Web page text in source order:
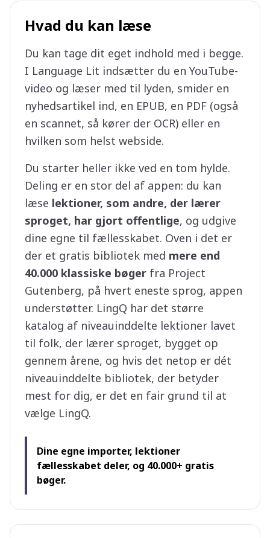
Hvad du kan læse
Du kan tage dit eget indhold med i begge.
I Language Lit indsætter du en YouTube-
video og læser med til lyden, smider en
nyhedsartikel ind, en EPUB, en PDF (også
en scannet, så kører der OCR) eller en
hvilken som helst webside.
Du starter heller ikke ved en tom hylde.
Deling er en stor del af appen: du kan
læse lektioner, som andre, der lærer
sproget, har gjort offentlige, og udgive
dine egne til fællesskabet. Oven i det er
der et gratis bibliotek med mere end
40.000 klassiske bøger fra Project
Gutenberg, på hvert eneste sprog, appen
understøtter. LingQ har det større
katalog af niveauinddelte lektioner lavet
til folk, der lærer sproget, bygget op
gennem årene, og hvis det netop er dét
niveauinddelte bibliotek, der betyder
mest for dig, er det en fair grund til at
vælge LingQ.
Dine egne importer, lektioner
fællesskabet deler, og 40.000+ gratis
bøger.